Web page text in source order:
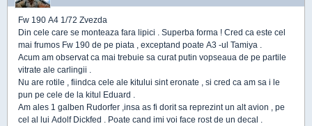
Fw 190 A4 1/72 Zvezda
Din cele care se monteaza fara lipici . Superba forma ! Cred ca este cel
mai frumos Fw 190 de pe piata , exceptand poate A3 -ul Tamiya .
Acum am observat ca mai trebuie sa curat putin vopseaua de pe partile
vitrate ale carlingii .
Nu are rotile , fiindca cele ale kitului sint eronate , si cred ca am sa i le
pun pe cele de la kitul Eduard .
Am ales 1 galben Rudorfer ,insa as fi dorit sa reprezint un alt avion , pe
cel al lui Adolf Dickfed . Poate cand imi voi face rost de un decal .